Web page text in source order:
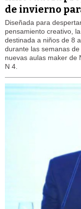
de invierno
Diseñada para
pensamiento creativo,
destinada a niños de 8
durante las semanas
nuevas aulas maker de
N 4.